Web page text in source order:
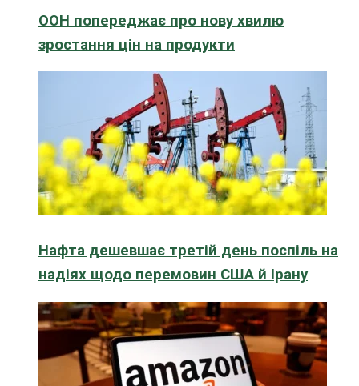
ООН попереджає про нову хвилю
зростання цін на продукти
Нафта дешевшає третій день поспіль на
надіях щодо перемовин США й Ірану